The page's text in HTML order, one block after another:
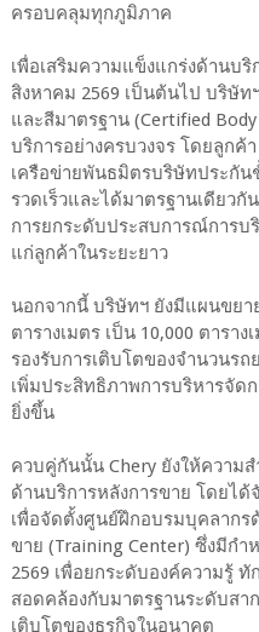
ครอบคลุมทุกภูมิภาค
เพื่อเสริมความแข็งแกร่งด้านบ
สิงหาคม 2569 เป็นต้นไป บริษั
และสีมาตรฐาน (Certified
บริการอย่างครบวงจร โดยลูกค้
เครือข่ายพันธมิตรบริษัทประกั
รวดเร็วและได้มาตรฐานเดียว
การยกระดับประสบการณ์การบ
แก่ลูกค้าในระยะยาว
นอกจากนี้ บริษัทฯ ยังมีแผนขยา
ตารางเมตร เป็น 10,000 ตารา
รองรับการเติบโตของจำนวนรถ
เพิ่มประสิทธิภาพการบริหารจัด
ยิ่งขึ้น
ควบคู่กันนั้น Chery ยังให้ควา
ด้านบริการหลังการขาย โดยไ
เพื่อจัดตั้งศูนย์ฝึกอบรมบุคลากร
ขาย (Training Center) ซึ่งมีกำ
2569 เพื่อยกระดับองค์ความรู้
สอดคล้องกับมาตรฐานระดับสา
เติบโตของธุรกิจในอนาคต